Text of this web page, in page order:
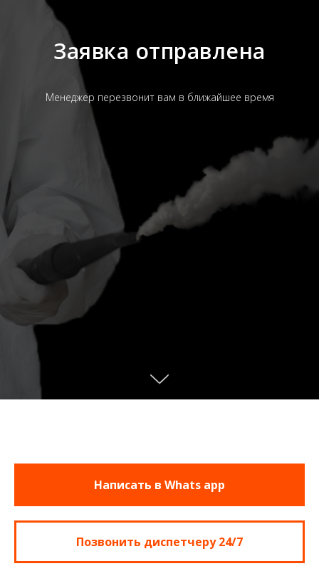
Заявка отправлена
Менеджер перезвонит вам в ближайшее время
Написать в Whats app
Позвонить диспетчеру 24/7